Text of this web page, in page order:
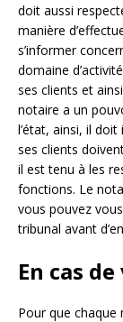
doit aussi
manière
s’informer
domaine
ses clients et
notaire a un
l’état, ainsi, il
ses clients
il est tenu à les
fonctions. Le
vous pouvez
tribunal avant
En cas
Pour que